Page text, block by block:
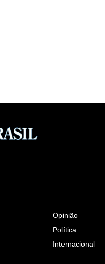
Opinião
Política
Internacional